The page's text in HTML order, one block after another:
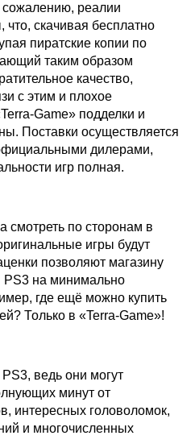
сожалению, реалии
скачивая бесплатно
пиратские копии по
таким образом
качество,
с этим и плохое
Game» подделки и
Поставки осуществляется
дилерами,
игр полная.
смотреть по сторонам в
игры будут
позволяют магазину
PS3 на минимально
где ещё можно купить
Только в «Terra-Game»!
ведь они могут
минут от
интересных головоломок,
и многочисленных